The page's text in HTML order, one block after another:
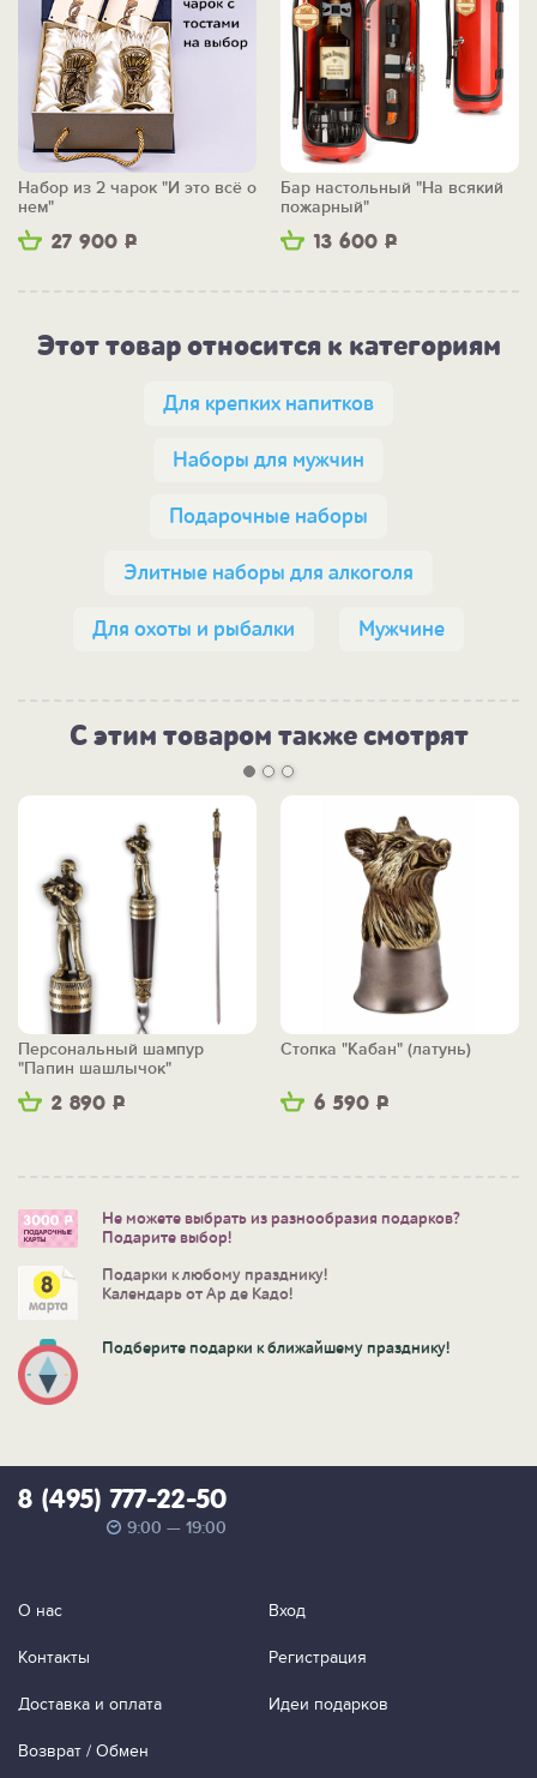
27 900 Р
Набор из 2 чарок "И это всё о
нем"
13 600 Р
Бар настольный "На всякий
пожарный"
Этот товар относится к категориям
Для крепких напитков
Наборы для мужчин
Подарочные наборы
Элитные наборы для алкоголя
Для охоты и рыбалки Мужчине
С этим товаром также смотрят
2 890 Р
Персональный шампур
"Папин шашлычок"
6 590 Р
Стопка "Кабан" (латунь)
Не можете выбрать из разнообразия подарков?
Подарите выбор!
Подарки к любому празднику!
Календарь от Ар де Кадо!
Подберите подарки к ближайшему празднику!
8 (495) 777-22-50
9:00 — 19:00
О нас
Контакты
Доставка и оплата
Возврат / Обмен
Вход
Регистрация
Идеи подарков